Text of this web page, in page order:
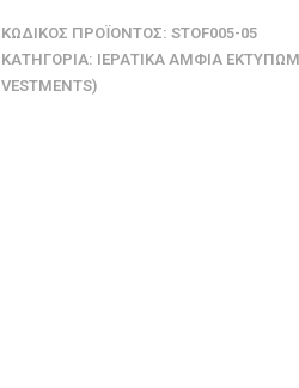
ΚΩΔΙΚΌΣ ΠΡΟΪΌΝΤΟΣ: STOF005-05
ΚΑΤΗΓΟΡΊΑ: ΙΕΡΑΤΙΚΆ ΆΜΦΙΑ
VESTMENTS)